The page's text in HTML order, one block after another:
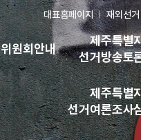
대표홈페이지 재외선거
위원회안내
제주특별
선거방송토
제주특별
선거여론조사